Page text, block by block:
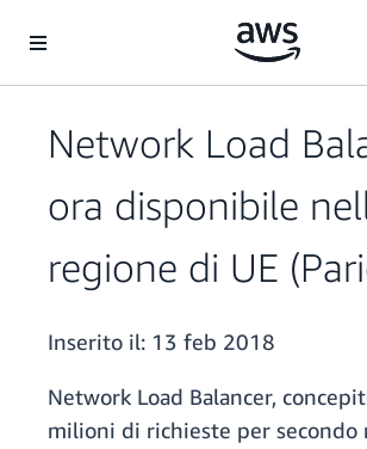
Network Load
ora disponibile
regione di UE
Inserito il: 13 feb 2018
Network Load Balancer,
milioni di richieste per secondo